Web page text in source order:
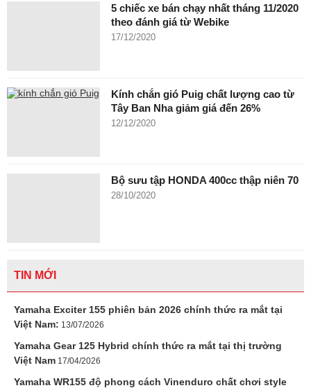
5 chiếc xe bán chạy nhất tháng 11/2020
theo đánh giá từ Webike
17/12/2020
Kính chắn gió Puig chất lượng cao từ
Tây Ban Nha giảm giá đến 26%
12/12/2020
Bộ sưu tập HONDA 400cc thập niên 70
28/10/2020
TIN MỚI
Yamaha Exciter 155 phiên bản 2026 chính thức ra mắt tại
Việt Nam: 13/07/2026
Yamaha Gear 125 Hybrid chính thức ra mắt tại thị trường
Việt Nam 17/04/2026
Yamaha WR155 độ phong cách Vinenduro chất chơi style